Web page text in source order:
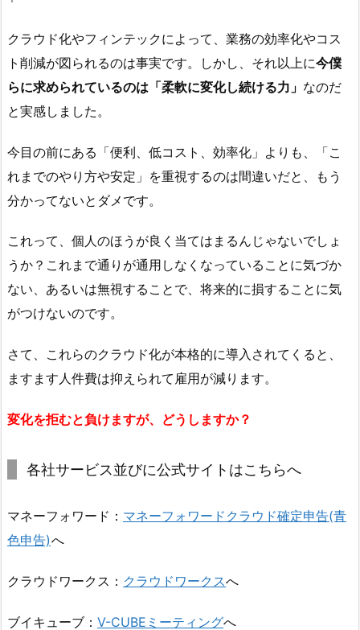
クラウド化やフィンテックによって、業務の効率化やコス
ト削減が図られるのは事実です。しかし、それ以上に今僕
らに求められているのは「柔軟に変化し続ける力」 なのだ
と実感しました。
今目の前にある「便利、低コスト、効率化」よりも、「こ
れまでのやり方や安定」を重視するのは間違いだと、もう
分かってないとダメです。
これって、個人のほうが良く当てはまるんじゃないでしょ
うか？これまで通りが通用しなくなっていることに気づか
ない、あるいは無視することで、将来的に損することに気
がつけないのです。
さて、これらのクラウド化が本格的に導入されてくると、
ますます人件費は抑えられて雇用が減ります。
変化を拒むと負けますが、どうしますか？
各社サービス並びに公式サイトはこちらへ
マネーフォワード： マネーフォワードクラウド確定申告(青
色申告)へ
クラウドワークス： クラウドワークスへ
ブイキューブ： V-CUBEミーティングへ